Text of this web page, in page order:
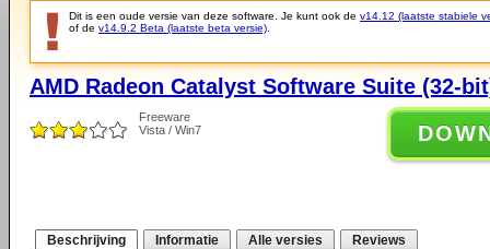
Dit is een oude versie van deze software. Je kunt ook de v14.12 (laatste stabiele
of de v14.9.2 Beta (laatste beta versie)
AMD Radeon Catalyst Software Suite (32-
Freeware
Vista / Win7
Beschrijving Informatie Alle versies Reviews